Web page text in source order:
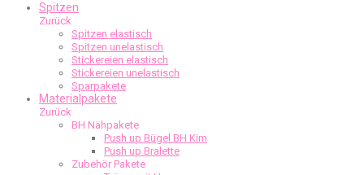
Spitzen
Zurück
Spitzen elastisch
Spitzen unelastisch
Stickereien elastisch
Stickereien unelastisch
Sparpakete
Materialpakete
Zurück
BH Nähpakete
Push up Bügel BH Kim
Push up Bralette
Zubehör Pakete